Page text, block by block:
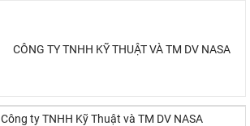
CÔNG TY TNHH KỸ THUẬT VÀ TM DV NASA
Công ty TNHH Kỹ Thuật và TM DV NASA